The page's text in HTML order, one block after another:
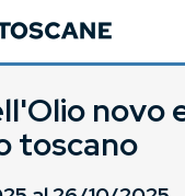
novo
toscano